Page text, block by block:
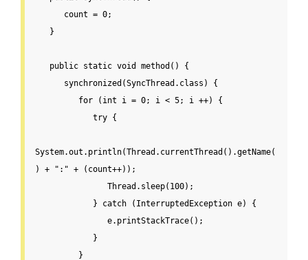
      count =
0;
public static void method () {
synchronized (SyncThread.class) {
for ( int i = 0; i < 5; i ++) {
try {
System.out.println(Thread.currentThread().getName(
) +
":" + (count++));
               Thread.sleep(
100);
            }
catch (InterruptedException e) {